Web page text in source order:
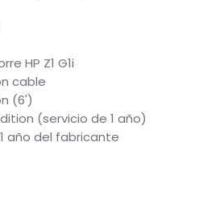
Depotrespalda esta
HP Z1 G1i